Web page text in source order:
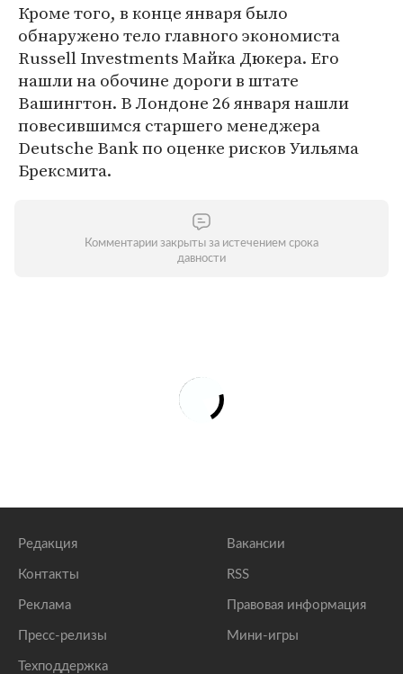
Кроме того, в конце января было
обнаружено тело главного экономиста
Russell Investments Майка Дюкера. Его
нашли на обочине дороги в штате
Вашингтон. В Лондоне 26 января нашли
повесившимся старшего менеджера
Deutsche Bank по оценке рисков Уильяма
Брексмита.
Комментарии закрыты за истечением срока
давности
Редакция
Контакты
Реклама
Пресс-релизы
Техподдержка
Вакансии
RSS
Правовая информация
Мини-игры